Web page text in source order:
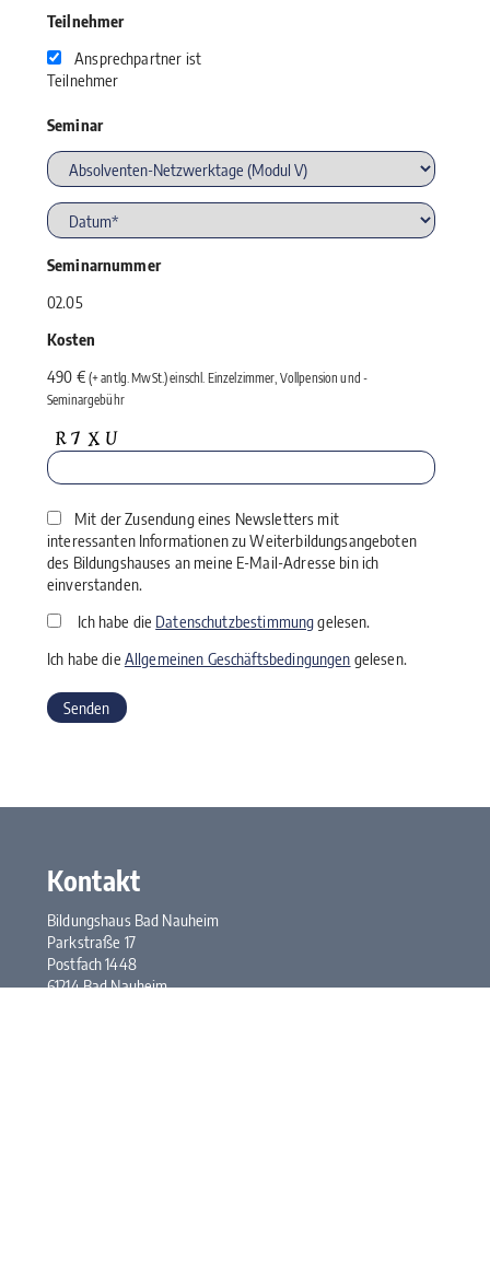
Teilnehmer
Ansprechpartner ist
Teilnehmer
Seminar
Seminarnummer
02.05
Kosten
490 € (+ antlg. MwSt.) einschl. Einzelzimmer, Vollpension und ­
Seminargebühr
Mit der Zusendung eines Newsletters mit
interessanten Informationen zu Weiterbildungsangeboten
des Bildungshauses an meine E-Mail-Adresse bin ich
einverstanden.
Ich habe die Datenschutzbestimmunggelesen.
Ich habe die Allgemeinen Geschäftsbedingungen gelesen.
Kontakt
Bildungshaus Bad Nauheim
Parkstraße 17
Postfach 1448
61214 Bad Nauheim